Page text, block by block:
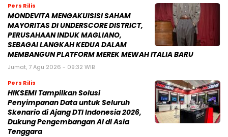
Pers Rilis
MONDEVITA MENGAKUISISI SAHAM
MAYORITAS DI UNDERSCORE DISTRICT,
PERUSAHAAN INDUK MAGLIANO,
SEBAGAI LANGKAH KEDUA DALAM
MEMBANGUN PLATFORM MEREK MEWAH ITALIA BARU
Jumat, 7 Agu 2026 - 09:32 WIB
Pers Rilis
HIKSEMI Tampilkan Solusi
Penyimpanan Data untuk Seluruh
Skenario di Ajang DTI Indonesia 2026,
Dukung Pengembangan AI di Asia
Tenggara